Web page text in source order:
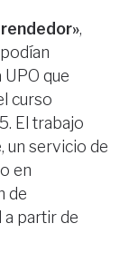
,
que
curso
El trabajo
un servicio de
en
de
partir de